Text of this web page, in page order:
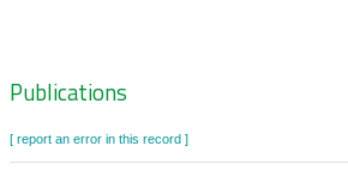
Zoeknavigatie
Publications
[ report an error in this record ]